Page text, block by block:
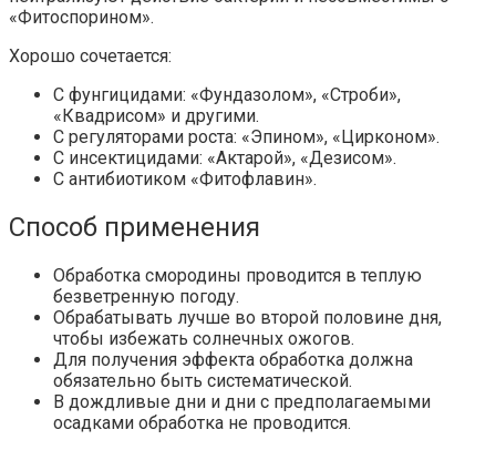
«Фитоспорином».
Хорошо сочетается:
С фунгицидами: «Фундазолом», «Строби»,
«Квадрисом» и другими.
С регуляторами роста: «Эпином», «Цирконом».
С инсектицидами: «Актарой», «Дезисом».
С антибиотиком «Фитофлавин».
Способ применения
Обработка смородины проводится в теплую
безветренную погоду.
Обрабатывать лучше во второй половине дня,
чтобы избежать солнечных ожогов.
Для получения эффекта обработка должна
обязательно быть систематической.
В дождливые дни и дни с предполагаемыми
осадками обработка не проводится.